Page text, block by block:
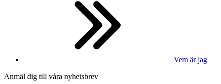
Vem är jag
Anmäl dig till våra nyhetsbrev